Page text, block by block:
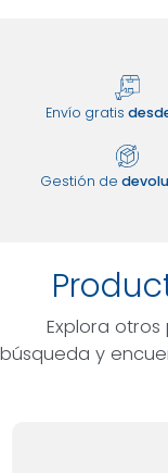
Envío gratis
Gestión de
Explora
búsqueda y